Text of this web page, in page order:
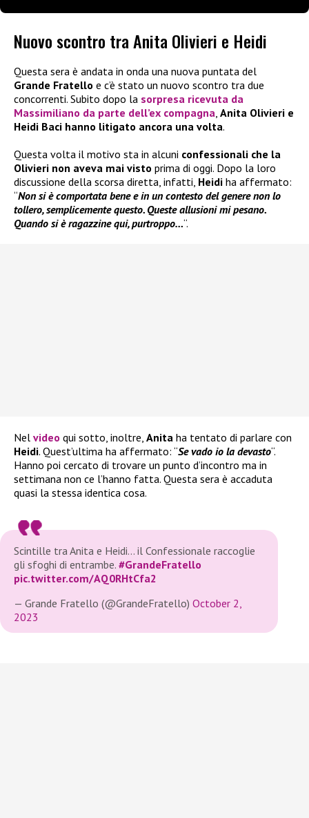
Nuovo scontro tra Anita Olivieri e Heidi
Questa sera è andata in onda una nuova puntata del
Grande Fratello e c’è stato un nuovo scontro tra due
concorrenti. Subito dopo la sorpresa ricevuta da
Massimiliano da parte dell’ex compagna, Anita Olivieri e
Heidi Baci hanno litigato ancora una volta.
Questa volta il motivo sta in alcuni confessionali che la
Olivieri non aveva mai visto prima di oggi. Dopo la loro
discussione della scorsa diretta, infatti, Heidi ha affermato:
“Non si è comportata bene e in un contesto del genere non lo
tollero, semplicemente questo. Queste allusioni mi pesano.
Quando si è ragazzine qui, purtroppo…“.
Nel video qui sotto, inoltre, Anita ha tentato di parlare con
Heidi. Quest’ultima ha affermato: “Se vado io la devasto“.
Hanno poi cercato di trovare un punto d’incontro ma in
settimana non ce l’hanno fatta. Questa sera è accaduta
quasi la stessa identica cosa.
Scintille tra Anita e Heidi… il Confessionale raccoglie
gli sfoghi di entrambe. #GrandeFratello
pic.twitter.com/AQ0RHtCfa2
— Grande Fratello (@GrandeFratello) October 2,
2023